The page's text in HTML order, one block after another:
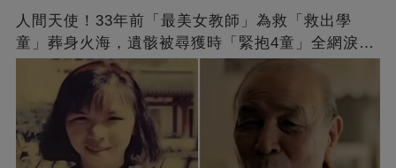
人間天使！33年前「最美女教師」為救「救出學
童」葬身火海，遺骸被尋獲時「緊抱4童」全網淚
崩：真正的英雄不該被遺忘